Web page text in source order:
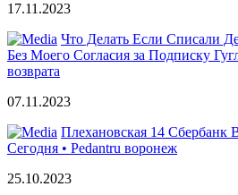
17.11.2023
Что Делать Если Списали
Без Моего Согласия за Подписку
возврата
07.11.2023
Плехановская 14 Сбербанк
Сегодня • Pedantru воронеж
25.10.2023